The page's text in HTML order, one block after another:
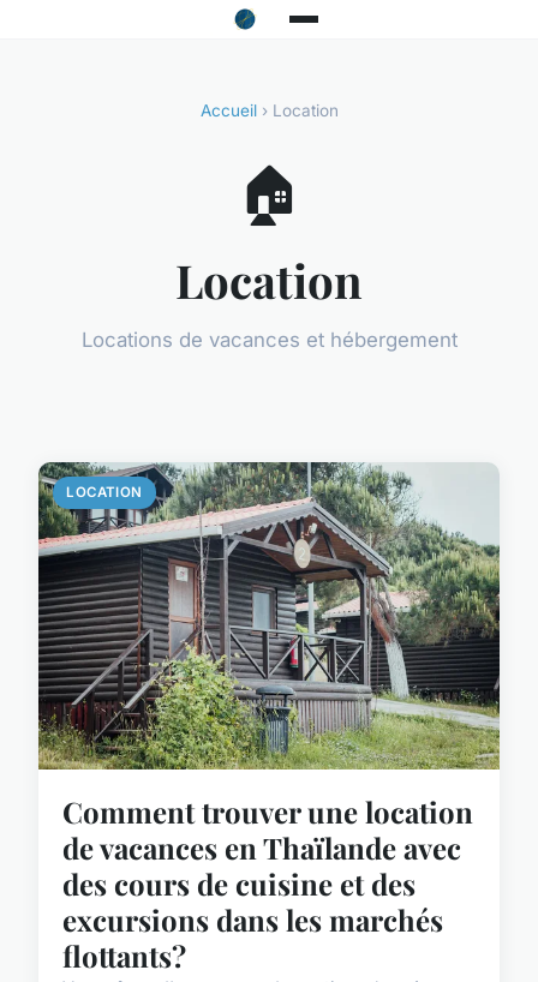
Accueil› Location
🏠
Location
Locations de vacances et hébergement
LOCATION
Comment trouver une location
de vacances en Thaïlande avec
des cours de cuisine et des
excursions dans les marchés
flottants?